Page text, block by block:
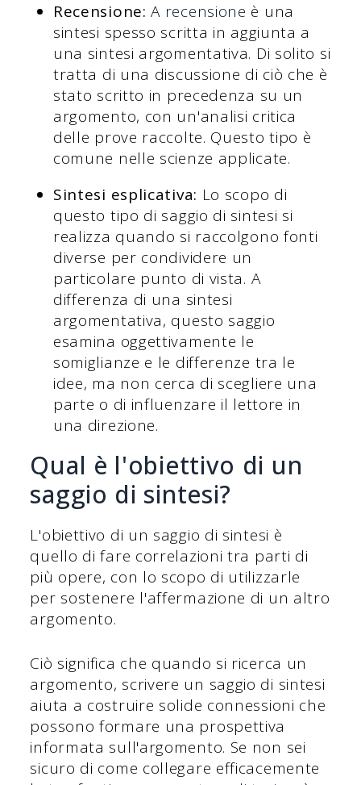
Recensione:A recensione è una
sintesi spesso scritta in aggiunta a
una sintesi argomentativa. Di solito si
tratta di una discussione di ciò che è
stato scritto in precedenza su un
argomento, con un'analisi critica
delle prove raccolte. Questo tipo è
comune nelle scienze applicate.
Sintesi esplicativa: Lo scopo di
questo tipo di saggio di sintesi si
realizza quando si raccolgono fonti
diverse per condividere un
particolare punto di vista. A
differenza di una sintesi
argomentativa, questo saggio
esamina oggettivamente le
somiglianze e le differenze tra le
idee, ma non cerca di scegliere una
parte o di influenzare il lettore in
una direzione.
Qual è l'obiettivo di un
saggio di sintesi?
L'obiettivo di un saggio di sintesi è
quello di fare correlazioni tra parti di
più opere, con lo scopo di utilizzarle
per sostenere l'affermazione di un altro
argomento.
Ciò significa che quando si ricerca un
argomento, scrivere un saggio di sintesi
aiuta a costruire solide connessioni che
possono formare una prospettiva
informata sull'argomento. Se non sei
sicuro di come collegare efficacemente